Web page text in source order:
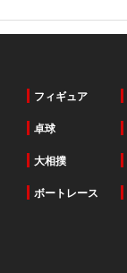
フィギュア
卓球
大相撲
ボートレース